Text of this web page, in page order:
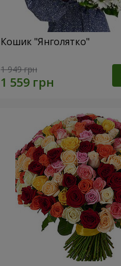
Кошик "Янголятко"
1 949 грн